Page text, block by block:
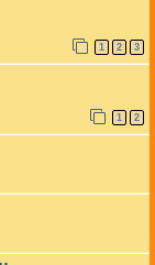
1 2 3
1 2